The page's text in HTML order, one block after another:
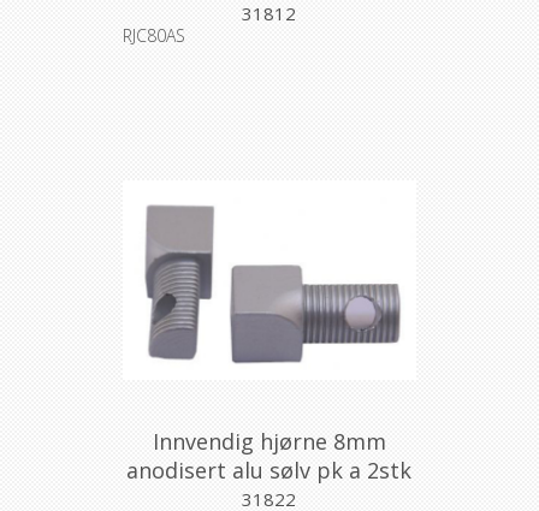
31812
RJC80AS
Innvendig hjørne 8mm
anodisert alu sølv pk a 2stk
31822